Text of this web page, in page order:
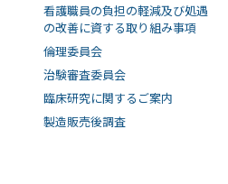
看護職員の負担の軽減及び処遇
の改善に資する取り組み事項
倫理委員会
治験審査委員会
臨床研究に関するご案内
製造販売後調査